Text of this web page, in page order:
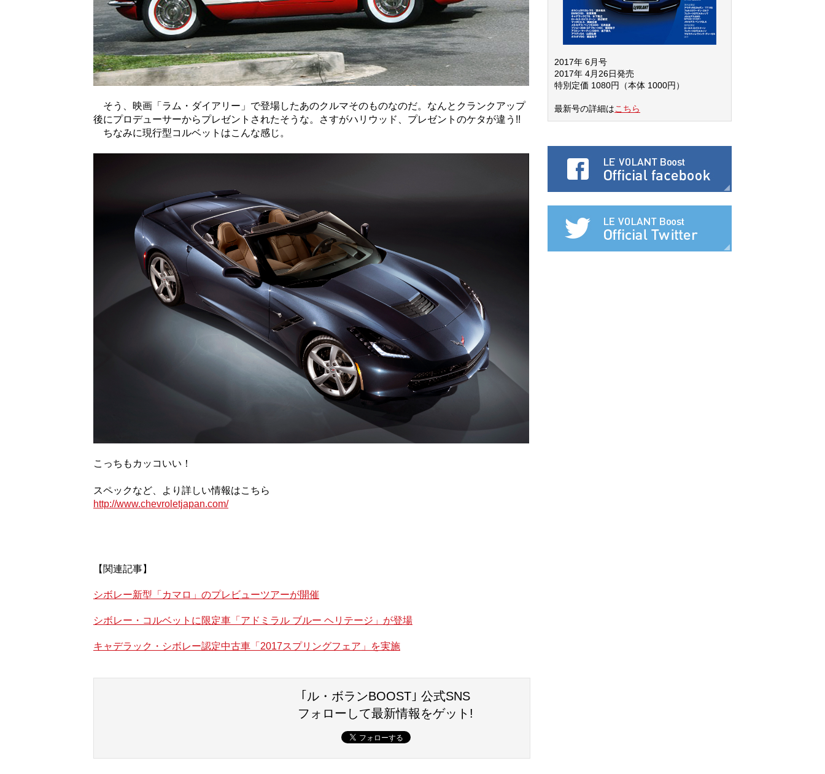
そう、映画「ラム・ダイアリー」で登場したあのクルマそのものなのだ。なんとクランクアップ
後にプロデューサーからプレゼントされたそうな。さすがハリウッド、プレゼントのケタが違う!!
ちなみに現行型コルベットはこんな感じ。
こっちもカッコいい！
スペックなど、より詳しい情報はこちら
http://www.chevroletjapan.com/
【関連記事】
シボレー新型「カマロ」のプレビューツアーが開催
シボレー・コルベットに限定車「アドミラル ブルー ヘリテージ」が登場
キャデラック・シボレー認定中古車「2017スプリングフェア」を実施
｢ル・ボランBOOST｣ 公式SNS
フォローして最新情報をゲット!
2017年 6月号
2017年 4月26日発売
特別定価 1080円（本体 1000円）
最新号の詳細はこちら